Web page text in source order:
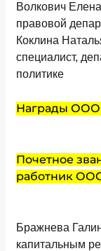
Волкович
правовой
Коклина
специалист,
политике
Награды ООО
Почетное
работник
Бражнева
капитальным